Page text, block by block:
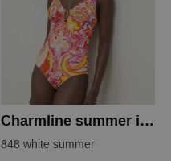
Charmline summer infusion badpak
848 white summer